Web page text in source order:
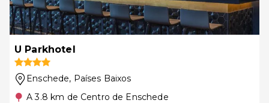
U Parkhotel
Enschede, Países Baixos
A 3.8 km de Centro de Enschede